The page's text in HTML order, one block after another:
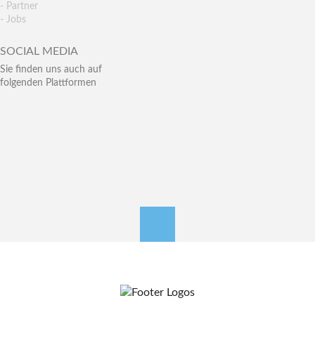
- Partner
- Jobs
SOCIAL MEDIA
Sie finden uns auch auf
folgenden Plattformen